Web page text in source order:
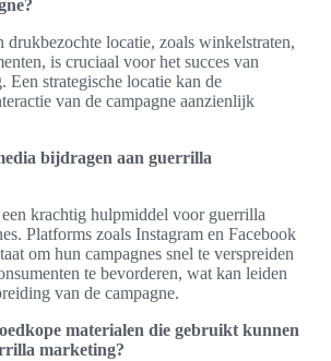
drukbezochte locatie, zoals winkelstraten,
is cruciaal voor het succes van
Een strategische locatie kan de
van de campagne aanzienlijk
bijdragen aan guerrilla
krachtig hulpmiddel voor guerrilla
Platforms zoals Instagram en Facebook
om hun campagnes snel te verspreiden
te bevorderen, wat kan leiden
van de campagne.
materialen die gebruikt kunnen
marketing?